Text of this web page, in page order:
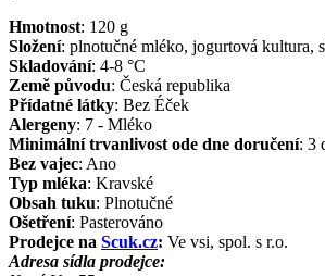
Hmotnost: 120 g
Složení: plnotučné mléko, jogurtová kultura,
Skladování: 4-8 °C
Země původu: Česká republika
Přídatné látky: Bez Éček
Alergeny: 7 - Mléko
Minimální trvanlivost ode dne doručení: 3
Bez vajec: Ano
Typ mléka: Kravské
Obsah tuku: Plnotučné
Ošetření: Pasterováno
Prodejce na Scuk.cz: Ve vsi, spol. s r.o.
Adresa sídla prodejce: